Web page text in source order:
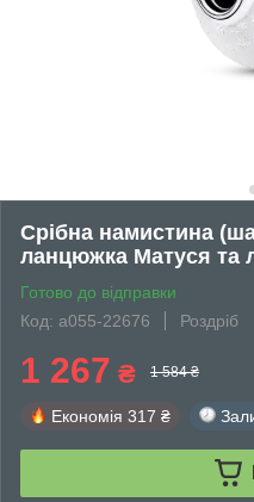
Срібна намистина
ланцюжка Матуся та
Готово до відправки
Код: а055-22676
Роздріб
1 267 ₴ 1 584 ₴
Економія 317 ₴